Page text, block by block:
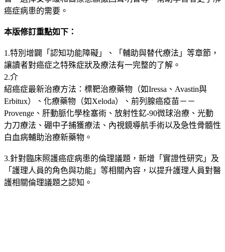
癌症病患的需要。
本版修訂重點如下：
1.特別增闢「認知功能障礙」、「輔助與替代療法」等章節，
讓讀者對癌症之特殊症狀及療法有一完整的了解。
2.介
紹癌症最新治療方法：標靶治療藥物（如Iressa、Avastin與
Erbitux）、化療藥物（如Xeloda）、前列腺癌疫苗－－
Provenge、肝動脈化學栓塞術、放射性釔-90微球治療、光動
力刀療法、硼中子捕獲療法、內視鏡導航手術以及急性骨髓性
白血病輔助治療新藥物。
3.針對臨床照護癌症病患的倫理議題，新增「實證性研究」及
「護理人員的角色與功能」等相關內容，以提升護理人員對醫
護相關倫理議題之認知。